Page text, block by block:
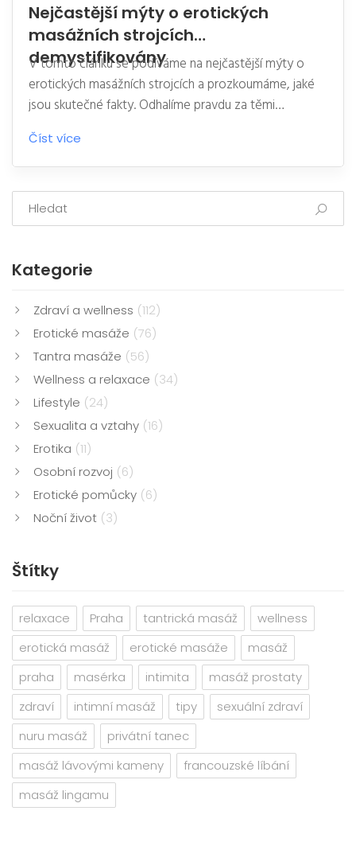
Nejčastější mýty o erotických
masážních strojcích
demystifikovány
V tomto článku se podíváme na nejčastější mýty o
erotických masážních strojcích a prozkoumáme, jaké
jsou skutečné fakty. Odhalíme pravdu za těmi
nejrozšířenějšími předsudky a poskytneme užitečné
tipy, jak tuto technologii využít k posílení intimního
života. Naše cesta za odhalením tajemství erotických
masážních strojců povede přes různé aspekty jejich
použití, včetně bezpečnosti, efektivity a dopadu na
vztahy.
Číst více
Kategorie
Zdraví a wellness (112)
Erotické masáže (76)
Tantra masáže (56)
Wellness a relaxace (34)
Lifestyle (24)
Sexualita a vztahy (16)
Erotika (11)
Osobní rozvoj (6)
Erotické pomůcky (6)
Noční život (3)
Štítky
relaxace Praha tantrická masáž
wellness
erotická masáž
erotické masáže
masáž
praha
masérka intimita
masáž prostaty
zdraví
intimní masáž tipy
sexuální zdraví
nuru masáž
privátní tanec
masáž lávovými kameny
francouzské líbání
masáž lingamu